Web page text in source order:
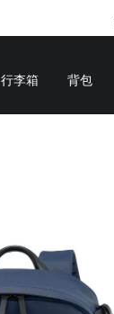
行李箱 背包